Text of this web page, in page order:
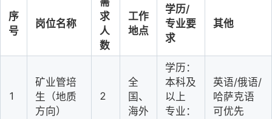
序
号
岗位名称
求
人
数
工作
地点
学历/
专业要
求
其他
1
矿业管培
生（地质
方向）
2
全
国、
海外
学历：
本科及
以上
专业：
英语/俄语/
哈萨克语
可优先